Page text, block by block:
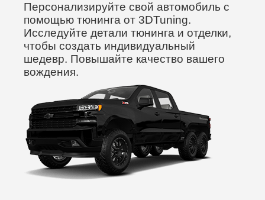
Персонализируйте свой автомобиль с
помощью тюнинга от 3DTuning.
Исследуйте детали тюнинга и отделки,
чтобы создать индивидуальный
шедевр. Повышайте качество вашего
вождения.